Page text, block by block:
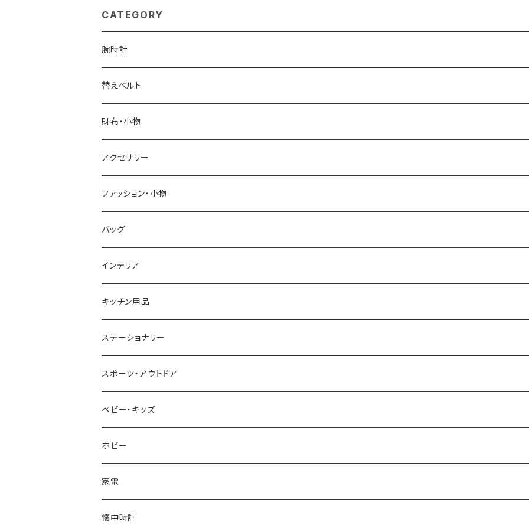
CATEGORY
腕時計
ELGIN
SALVATORE MARRA
CASIO
GRANDEUR
COGU
GAGA MILANO
CACTUS
TIMEX
NIXON
AVALANCHE
ORIENT
ZEPPELIN
SKAGEN
替えベルト
COACH
DANIEL WELLINGTON
LACOSTE
DIESEL
MICHAEL KORS
NO BRAND
財布・小物
SONNE
DUCT
TRANSNUMBER
SAAMA HOMME
ARNOLD PALMER
MICHAEL KORS
DIESEL
ALV
Merge
ETTINGER
COACH
アクセサリー
GUCCI
TIFFANY&CO
FOLLI FOLLIE
POLICE
PAUL HEWITT
22designstudio
BOTTEGA VENETA
EMPORIO ARMANI
CALVIN KLEIN
DANIEL WELLINGTON
ファッション・小物
DAKS
栃木レザー
NIKE
DUNHILL
NEWYORKER
OROBIANCO
Ellese
COLEMAN
MONTBLANC
バッグ
MANHATTAN PORTAGE
United HOMME
RODANIA
BEAMZSQUARE
BLAZER CLUB
ANDY HAWARD
G GUSTO
GULLWING
インテリア
CRYSTOCRAFT
SEIKO
CITIZEN
BRAUN
RHYTHM
BLOSSOM
MONDAINE
キッチン用品
I'mD
Helios
VALENTINO VISCANI
ステーショナリー
LAMY
WATERMAN
PARKER
PELIKAN
CROSS
スポーツ・アウトドア
Trangia
Barebones
FEUERHAND
CASIO
ベビー・キッズ
ふわりぃ
ERGO BABY
ホビー
その他
AMOS
家電
CREATE
懐中時計